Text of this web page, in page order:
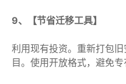
9、【节省迁移工具】
利用现有投资。重新打包
目。使用开放格式，避免专